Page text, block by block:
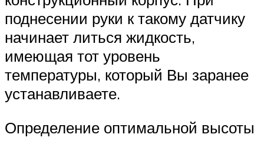
поднесении руки к такому датчику
начинает литься жидкость,
имеющая тот уровень
температуры, который Вы заранее
устанавливаете.
Определение оптимальной высоты